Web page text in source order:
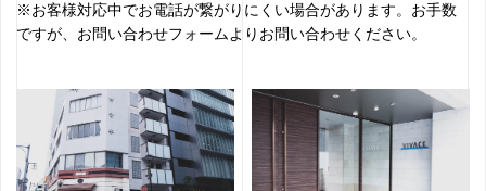
※お客様対応中でお電話が繋がりにくい場合があります。お手数
ですが、お問い合わせフォームよりお問い合わせください。